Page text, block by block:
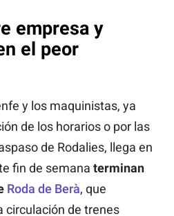
empresa y
el peor
y los maquinistas, ya
de los horarios o por las
de Rodalies, llega en
fin de semana terminan
Roda de Berà, que
circulación de trenes